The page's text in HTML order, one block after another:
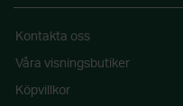
Kontakta oss
Våra visningsbutiker
Köpvillkor